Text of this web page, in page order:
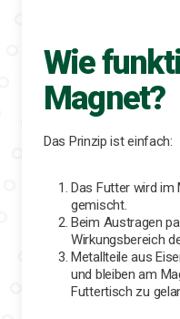
Wie
Magnet?
Das Prinzip ist einfach:
Das Futter wird im
gemischt.
Beim Austragen
Wirkungsbereich
Metallteile aus
und bleiben am
Futtertisch zu